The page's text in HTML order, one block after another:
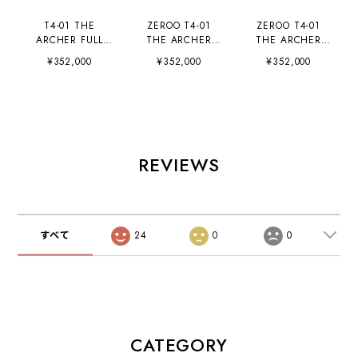
T4-01 THE
ARCHER FULL
SKELETON
TOURBILLON /
¥352,000
ZEROO T4-01
THE ARCHER
FULL SKELETON
TOURBILLON
¥352,000
ZEROO T4-01
THE ARCHER
FULL SKELETON
TOURBILLON
¥352,000
REVIEWS
すべて 24 0 0
CATEGORY